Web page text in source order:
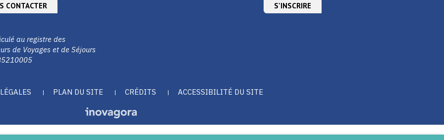
CONTACTER
au registre des
de Voyages et de Séjours
S'INSCRIRE
PLAN DU SITE CRÉDITS ACCESSIBILITÉ DU SITE